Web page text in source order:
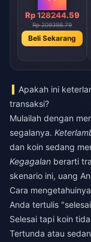
Rp 128244.59
Rp 209398.79
Beli Sekarang
Apakah ini
transaksi?
Mulailah dengan
segalanya.
dan koin sedang
Kegagalan berarti
skenario ini, uang
Cara
Anda tertulis
Selesai tapi koin
Tertunda atau